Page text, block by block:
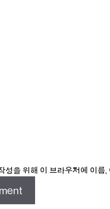
성을 위해 이 브라우저에 이름